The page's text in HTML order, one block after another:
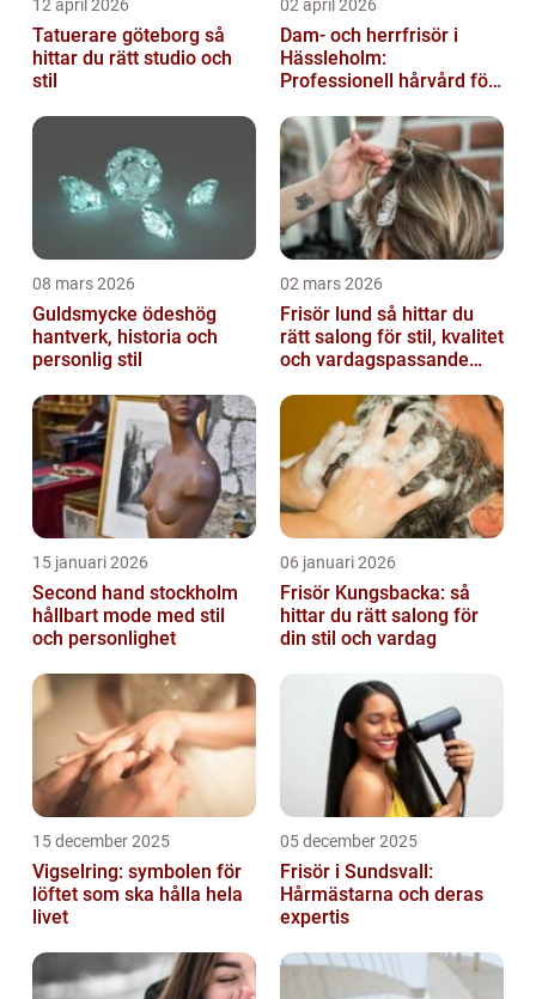
12 april 2026
Tatuerare göteborg så
hittar du rätt studio och
stil
02 april 2026
Dam- och herrfrisör i
Hässleholm:
Professionell hårvård för
08 mars 2026
Guldsmycke ödeshög
hantverk, historia och
personlig stil
02 mars 2026
Frisör lund så hittar du
rätt salong för stil, kvalitet
och vardagspassande
15 januari 2026
Second hand stockholm
hållbart mode med stil
och personlighet
06 januari 2026
Frisör Kungsbacka: så
hittar du rätt salong för
din stil och vardag
15 december 2025
Vigselring: symbolen för
löftet som ska hålla hela
livet
05 december 2025
Frisör i Sundsvall:
Hårmästarna och deras
expertis